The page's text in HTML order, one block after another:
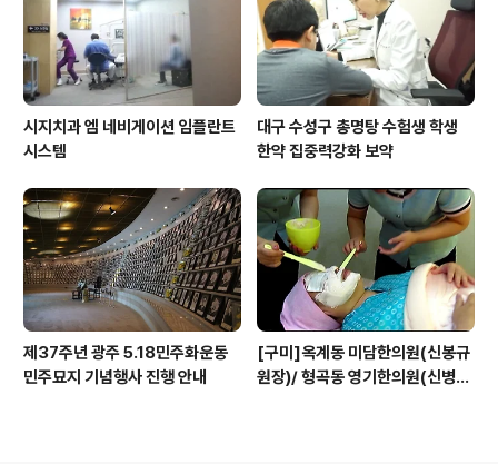
시지치과 엠 네비게이션 임플란트
시스템
대구 수성구 총명탕 수험생 학생
한약 집중력강화 보약
제37주년 광주 5․18민주화운동
민주묘지 기념행사 진행 안내
[구미]옥계동 미담한의원(신봉규
원장)/ 형곡동 영기한의원(신병훈